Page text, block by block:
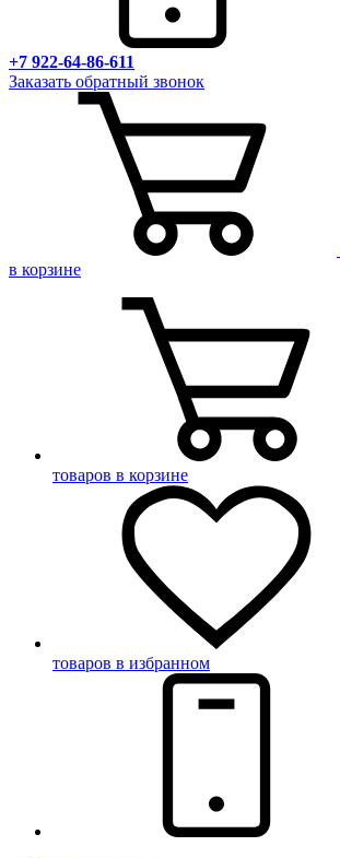
+7 922-64-86-611
Заказать обратный звонок
в корзине
товаров в корзине
товаров в избранном